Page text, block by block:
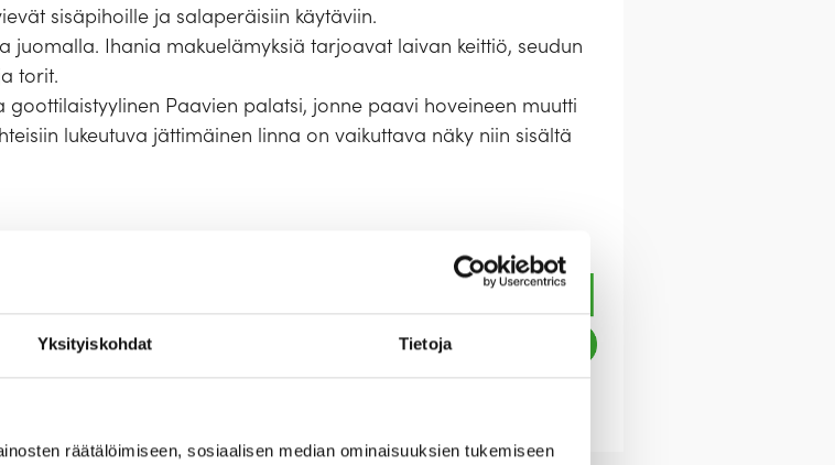
Yksityiskohdat Tietoja
räätälöimiseen, sosiaalisen median ominaisuuksien tukemiseen
sisäpihoille ja salaperäisiin käytäviin.
juomalla. Ihania makuelämyksiä tarjoavat laivan keittiö, seudun
torit.
Paavien palatsi, jonne paavi hoveineen muutti
lukeutuva jättimäinen linna on vaikuttava näky niin sisältä
metsää ja työllistät suomalaisia